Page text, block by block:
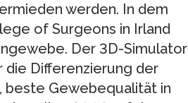
werden. In dem
of Surgeons in Irland
Der 3D-Simulator
Differenzierung der
beste Gewebequalität in